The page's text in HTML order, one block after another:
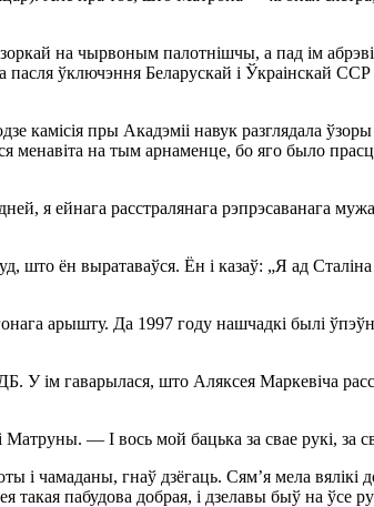
зоркай на чырвоным палотнішчы, а пад ім
ўключэння Беларускай і Ўкраінскай
пры Акадэміі навук разглядала ўзоры
менавіта на тым арнаменце, бо яго было
я ейнага расстралянага рэпрэсаванага
што ён выратаваўся. Ён і казаў: „Я ад
арышту. Да 1997 году нашчадкі былі
У ім гаварылася, што Аляксея Маркевіча
— І вось мой бацька за свае рукі, за
чамаданы, гнаў дзёгаць. Сям’я мела вялікі
пабудова добрая, і дзелавы быў на ўсе